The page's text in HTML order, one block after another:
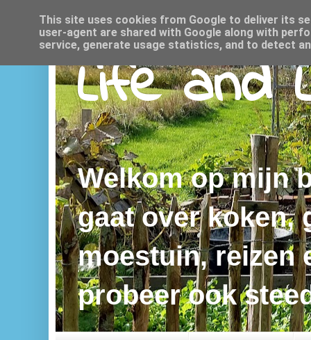
Life and
Welkom op mijn
gaat over koken,
moestuin, reizen
probeer ook
This site uses cookies from Google to deliver its
user-agent are shared with Google along with
service, generate usage statistics, and to detect